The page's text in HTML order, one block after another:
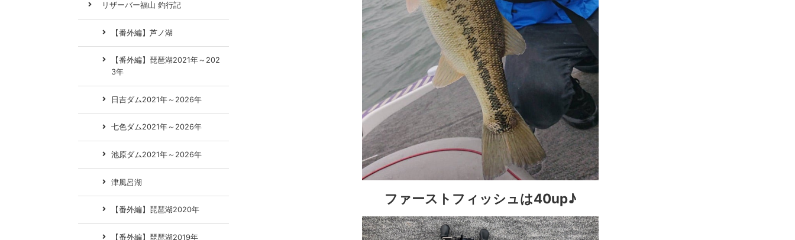
ファーストフィッシュは40up♪
リザーバー福山 釣行記
【番外編】芦ノ湖
【番外編】琵琶湖2021年～202
3年
日吉ダム2021年～2026年
七色ダム2021年～2026年
池原ダム2021年～2026年
津風呂湖
【番外編】琵琶湖2020年
【番外編】琵琶湖2019年